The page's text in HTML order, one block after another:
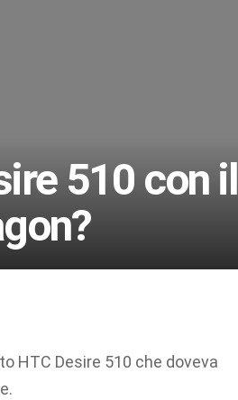
510 con il
HTC Desire 510 che doveva